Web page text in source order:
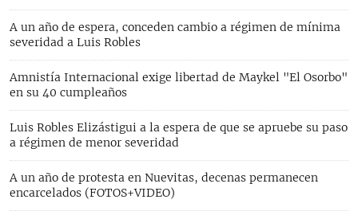
A un año de espera, conceden cambio a régimen de mínima
severidad a Luis Robles
Amnistía Internacional exige libertad de Maykel "El Osorbo"
en su 40 cumpleaños
Luis Robles Elizástigui a la espera de que se apruebe su paso
a régimen de menor severidad
A un año de protesta en Nuevitas, decenas permanecen
encarcelados (FOTOS+VIDEO)